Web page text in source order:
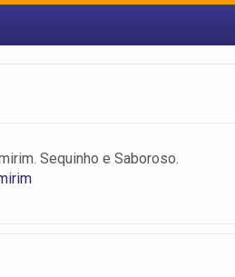
Sequinho e Saboroso.